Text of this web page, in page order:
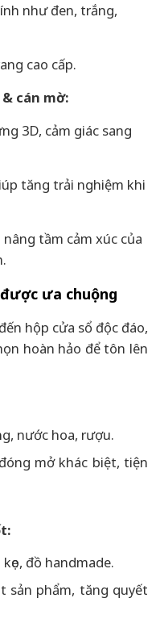
như đen, trắng,
cao cấp.
cán mờ:
3D, cảm giác sang
tăng trải nghiệm khi
tầm cảm xúc của
ưa chuộng
hộp cửa sổ độc đáo,
hoàn hảo để tôn lên
nước hoa, rượu.
mở khác biệt, tiện
đồ handmade.
sản phẩm, tăng quyết